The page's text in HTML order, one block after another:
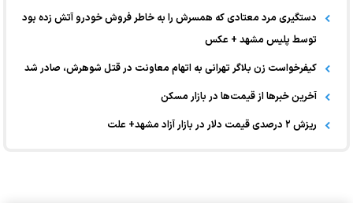
دستگیری مرد معتادی که همسرش را به خاطر فروش خودرو آتش زده بود
توسط پلیس مشهد + عکس
کیفرخواست زن بلاگر تهرانی به اتهام معاونت در قتل شوهرش، صادر شد
آخرین خبر‌ها از قیمت‌ها در بازار مسکن
ریزش ۲ درصدی قیمت دلار در بازار آزاد مشهد+ علت